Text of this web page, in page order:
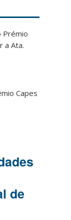
Prémio
a Ata.
Capes
de